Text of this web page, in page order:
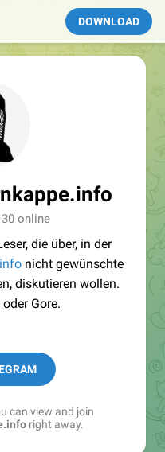
DOWNLOAD
online
die über, in der
nicht gewünschte
diskutieren wollen.
Gore.
rulz/
can view and join
right away.